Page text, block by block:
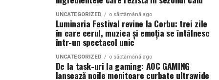
film, declarații din partea actorilor și informații despre
concursuri sunt disponibile pe paginile social media ale
Facebook,Instagram,TikTok.
Adrian Pădurețu semnează imaginea filmului. De sunet
s-a ocupat Bogdan Ivanovici, de scenografie Anca
Miron, iar de costume Francisca Vass.
de la mâna ta.
Prima diferență reală: cum se
simte îmbrățișarea
Aici, dacă mă întrebi pe mine, se decide totul. Un urs din
UNCATEGORIZED o săptămână ago
Luminaria Festival revine la Corbu: trei zile
în care cerul, muzica și emoția se întâlnesc
într-un spectacol unic
UNCATEGORIZED o săptămână ago
De la task-uri la gaming: AOC GAMING
lansează noile monitoare curbate ultrawide